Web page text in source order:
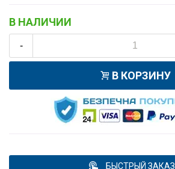
В НАЛИЧИИ
-
В КОРЗИНУ
БЫСТРЫЙ ЗАКАЗ